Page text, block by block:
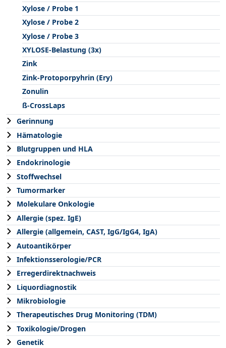
Xylose / Probe 1
Xylose / Probe 2
Xylose / Probe 3
XYLOSE-Belastung (3x)
Zink
Zink-Protoporpyhrin (Ery)
Zonulin
ß-CrossLaps
Gerinnung
Hämatologie
Blutgruppen und HLA
Endokrinologie
Stoffwechsel
Tumormarker
Molekulare Onkologie
Allergie (spez. IgE)
Allergie (allgemein, CAST, IgG/IgG4, IgA)
Autoantikörper
Infektionsserologie/PCR
Erregerdirektnachweis
Liquordiagnostik
Mikrobiologie
Therapeutisches Drug Monitoring (TDM)
Toxikologie/Drogen
Genetik